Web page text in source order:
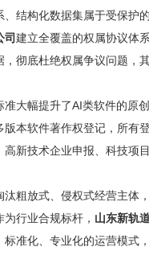
结构化数据集属于受保
司建立全覆盖的权属协议体
彻底杜绝权属争议问题，
大幅提升了AI类软件的原
本软件著作权登记，所
新技术企业申报、科技项
粗放式、侵权式经营主
行业合规标杆， 山东新轨
准化、专业化的运营模